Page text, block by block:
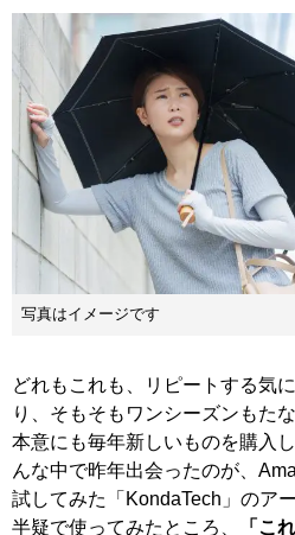
写真はイメージです
どれもこれも、リピートする気
り、そもそもワンシーズンもた
本意にも毎年新しいものを購入
んな中で昨年出会ったのが、
試してみた「KondaTech」のア
半疑で使ってみたところ、
「こ